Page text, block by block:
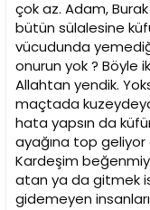
çok az. Adam,
bütün sülalesine
vücudunda
onurun yok ? Böyle
Allahtan yendik.
maçtada
hata yapsın da
ayağına top geliyor
Kardeşim
atan ya da gitmek
gidemeyen